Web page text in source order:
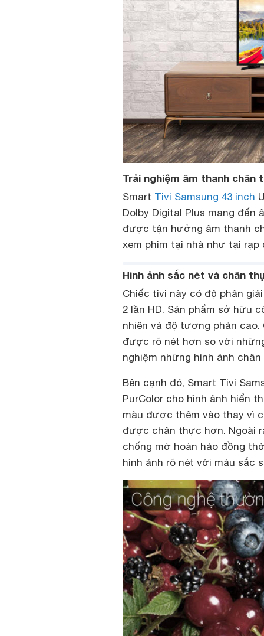
Trải nghiệm âm thanh chân
Smart Tivi Samsung 43 inch
Dolby Digital Plus mang đến
được tận hưởng âm thanh
xem phim tại nhà như tại rạp
Hình ảnh sắc nét và chân
Chiếc tivi này có độ phân
2 lần HD. Sản phẩm sở hữu
nhiên và độ tương phản cao.
được rõ nét hơn so với
nghiệm những hình ảnh
Bên cạnh đó, Smart Tivi
PurColor cho hình ảnh hiển
màu được thêm vào thay vì
được chân thực hơn. Ngoài
chống mờ hoàn hảo đồng
hình ảnh rõ nét với màu sắc